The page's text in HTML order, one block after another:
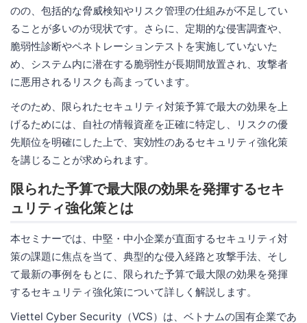
のの、包括的な脅威検知やリスク管理の仕組みが不足してい
ることが多いのが現状です。さらに、定期的な侵害調査や、
脆弱性診断やペネトレーションテストを実施していないた
め、システム内に潜在する脆弱性が長期間放置され、攻撃者
に悪用されるリスクも高まっています。
そのため、限られたセキュリティ対策予算で最大の効果を上
げるためには、自社の情報資産を正確に特定し、リスクの優
先順位を明確にした上で、実効性のあるセキュリティ強化策
を講じることが求められます。
限られた予算で最大限の効果を発揮するセキ
ュリティ強化策とは
本セミナーでは、中堅・中小企業が直面するセキュリティ対
策の課題に焦点を当て、典型的な侵入経路と攻撃手法、そし
て最新の事例をもとに、限られた予算で最大限の効果を発揮
するセキュリティ強化策について詳しく解説します。
Viettel Cyber Security（VCS）は、ベトナムの国有企業であ